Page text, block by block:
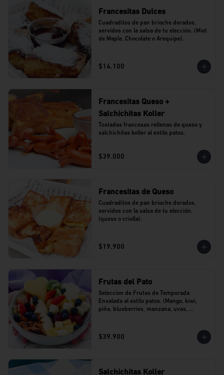
Francesitas Dulces
Cuadraditos de pan brioche dorados,
servidos con la salsa de tu elección. (Miel
de Maple, Chocolate o Arequipe).
$14.100
Francesitas Queso +
Salchichitas Koller
Tostadas francesas rellenas de queso y
salchichitas koller al estilo patos.
$39.000
Francesitas de Queso
Cuadraditos de pan brioche dorados,
servidos con la salsa de tu elección.
(queso o criolla).
$19.900
Frutas del Pato
Seleccion de Frutas de Temporada
Ensalada al estilo patos. (Mango, kiwi,
piña, blueberries, manzana, uvas,
$39.900
Salchichitas Koller